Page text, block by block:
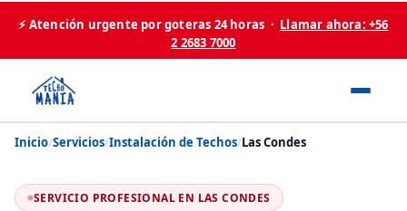
⚡ Atención urgente por goteras 24 horas · Llamar ahora: +56
2 2683 7000
Inicio/Servicios/Instalación de Techos/Las Condes
SERVICIO PROFESIONAL EN LAS CONDES